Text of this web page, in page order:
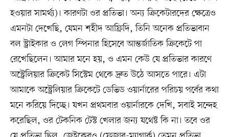
হওয়ার সামর্থ্য)। কারণটা ওর প্রতিভা। অন্য ক্রিকেটারদের ক্ষেত্রেও
এমনটা দেখেছি, যেমন শহীদ আফ্রিদি, তিনি অনেক প্রতিভাবান
বল স্ট্রাইকার ও লেগ স্পিনার হিসেবে আন্তর্জাতিক ক্রিকেটে পা
রেখেছিলেন। আমার মনে হয়, ও এমন কেউ যে প্রতিভার কারণে
অস্ট্রেলিয়ার ক্রিকেট সিস্টেম থেকে দ্রুত উঠে আসতে পারে। এটা
আমাকে অস্ট্রেলিয়ার ক্রিকেটে ডেভিড ওয়ার্নারের পরিচয় পর্বের কথা
মনে করিয়ে দিচ্ছে। যখন প্রথমবার ওয়ার্নারকে দেখি, সবাই সন্দেহ
করেছিল, ওর টেকনিক টেস্ট খেলার জন্য যথেষ্ট কি না। তবে ওর